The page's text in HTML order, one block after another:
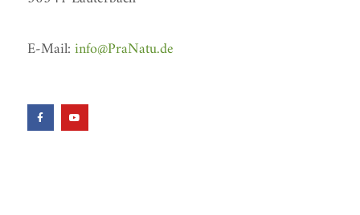
E-Mail:info@PraNatu.de
F
a
Y
o